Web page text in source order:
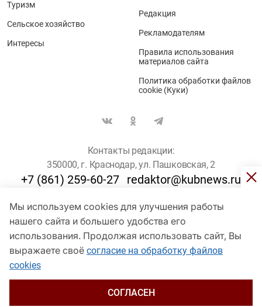
Мы используем cookies для улучшения работы
нашего сайта и большего удобства его
использования. Продолжая использовать сайт, Вы
выражаете своё согласие на обработку файлов
cookies
СОГЛАСЕН
Туризм
Сельское хозяйство
Интересы
Редакция
Рекламодателям
Правила использования
материалов сайта
Политика обработки файлов
cookie (Куки)
Контакты редакции:
350000, г. Краснодар, ул. Пашковская, 2
+7 (861) 259-60-27 redaktor@kubnews.ru
Для пользователей старше 16 лет
© Кубанские Новости, 2017
Сетевое издание «kubnews» зарегистрировано Федеральной
службой по надзору в сфере связи, информационных технологий
и массовых коммуникаций (Роскомнадзор). Регистрационный
Пашковская, 2). Главный редактор – Филиппов О. Ю.